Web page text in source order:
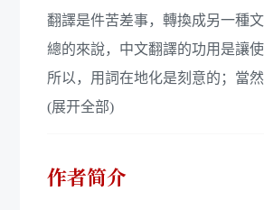
翻譯是件苦差事，轉換成另一種
總的來說，中文翻譯的功用是讓
所以，用詞在地化是刻意的；當
(展开全部)
作者简介